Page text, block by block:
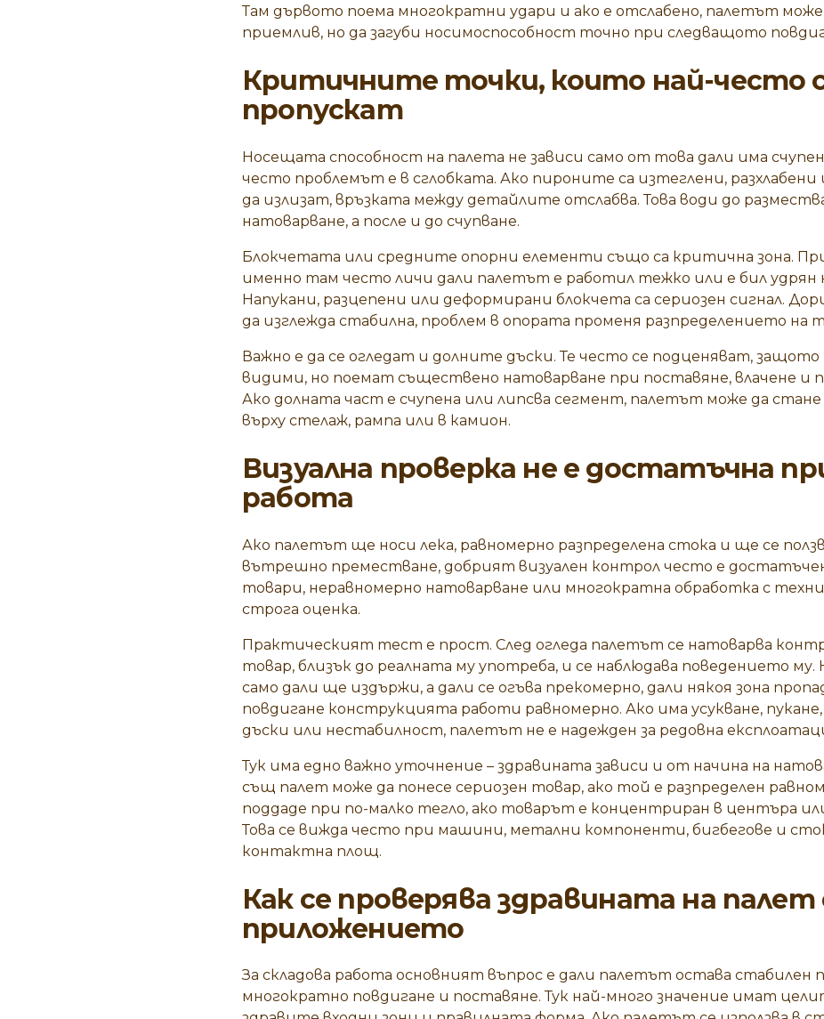
Там дървото поема многократни удари и ако е отслабено, палетът може
приемлив, но да загуби носимоспособност точно при следващото
Критичните точки, които най-често
пропускат
Носещата способност на палета не зависи само от това дали има
често проблемът е в сглобката. Ако пироните са изтеглени, разхлабени
да излизат, връзката между детайлите отслабва. Това води до
натоварване, а после и до счупване.
Блокчетата или средните опорни елементи също са критична зона.
именно там често личи дали палетът е работил тежко или е бил удрян
Напукани, разцепени или деформирани блокчета са сериозен сигнал.
да изглежда стабилна, проблем в опората променя разпределението на
Важно е да се огледат и долните дъски. Те често се подценяват, защото
видими, но поемат съществено натоварване при поставяне, влачене и
Ако долната част е счупена или липсва сегмент, палетът може да
върху стелаж, рампа или в камион.
Визуална проверка не е достатъчна
работа
Ако палетът ще носи лека, равномерно разпределена стока и ще се
вътрешно преместване, добрият визуален контрол често е
товари, неравномерно натоварване или многократна обработка с
строга оценка.
Практическият тест е прост. След огледа палетът се натоварва
товар, близък до реалната му употреба, и се наблюдава поведението му.
само дали ще издържи, а дали се огъва прекомерно, дали някоя зона
повдигане конструкцията работи равномерно. Ако има усукване,
дъски или нестабилност, палетът не е надежден за редовна
Тук има едно важно уточнение – здравината зависи и от начина на
същ палет може да понесе сериозен товар, ако той е разпределен
поддаде при по-малко тегло, ако товарът е концентриран в центъра
Това се вижда често при машини, метални компоненти, бигбегове и
контактна площ.
Как се проверява здравината на палет
приложението
За складова работа основният въпрос е дали палетът остава стабилен
многократно повдигане и поставяне. Тук най-много значение имат